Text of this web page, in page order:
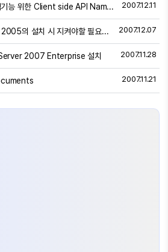
메신져의 현재상태 정보 출력기능 위한 Client side API NameCtrl 2007.12.11
LCS2005 와 SQL Server 2005의 설치 시 지켜야할 필요조건 2007.12.07
2007 Enterprise 설치 2007.11.28
2007.11.21